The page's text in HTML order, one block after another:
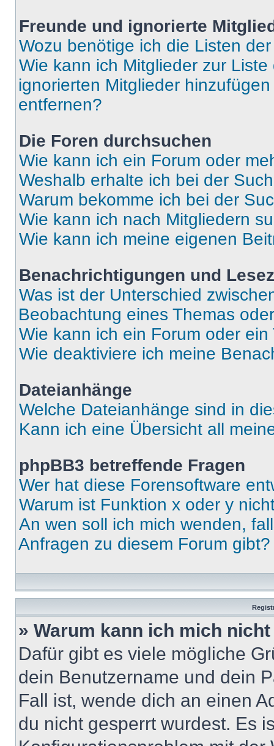
Freunde und ignorierte
Wozu benötige ich die Listen
Wie kann ich Mitglieder zur
ignorierten Mitglieder
entfernen?
Die Foren durchsuchen
Wie kann ich ein Forum oder
Weshalb erhalte ich bei der
Warum bekomme ich bei der
Wie kann ich nach Mitgliedern
Wie kann ich meine eigenen
Benachrichtigungen und
Was ist der Unterschied
Beobachtung eines Themas
Wie kann ich ein Forum oder
Wie deaktiviere ich meine
Dateianhänge
Welche Dateianhänge sind in
Kann ich eine Übersicht all
phpBB3 betreffende Fragen
Wer hat diese Forensoftware
Warum ist Funktion x oder y
An wen soll ich mich wenden,
Anfragen zu diesem Forum gibt?
» Warum kann ich mich
Dafür gibt es viele mögliche
dein Benutzername und dein
Fall ist, wende dich an einen
du nicht gesperrt wurdest. Es